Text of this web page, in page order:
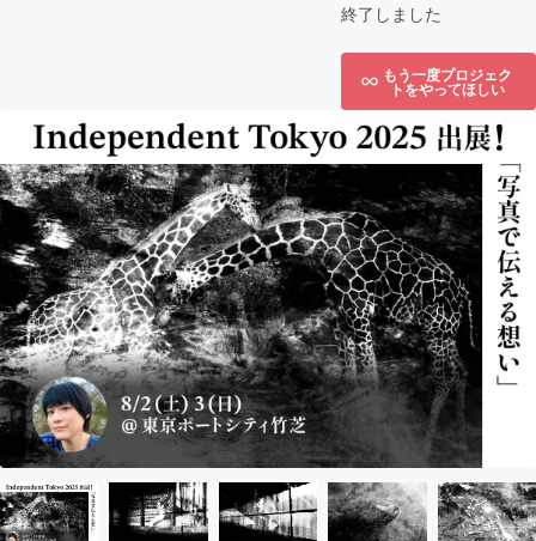
終了しました
もう一度プロジェク
トをやってほしい